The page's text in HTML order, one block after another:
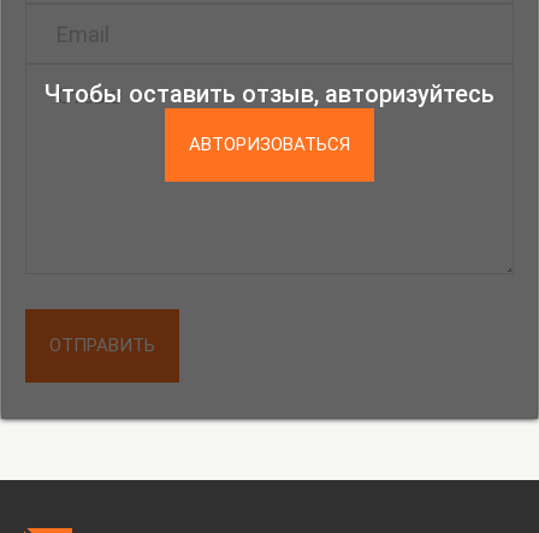
Чтобы оставить отзыв, авторизуйтесь
АВТОРИЗОВАТЬСЯ
ОТПРАВИТЬ